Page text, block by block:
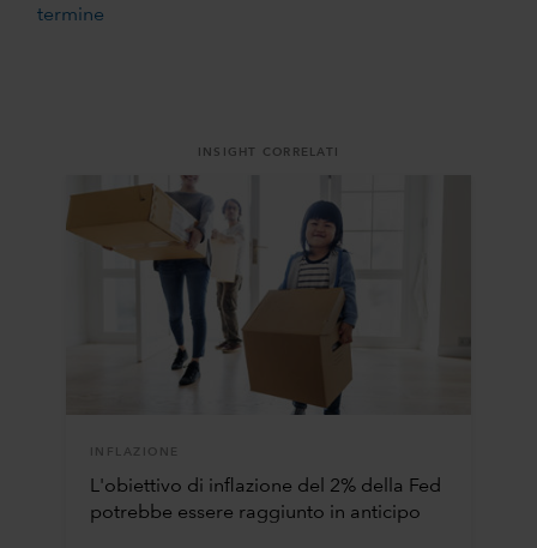
termine
INSIGHT CORRELATI
INFLAZIONE
L'obiettivo di inflazione del 2% della Fed
potrebbe essere raggiunto in anticipo